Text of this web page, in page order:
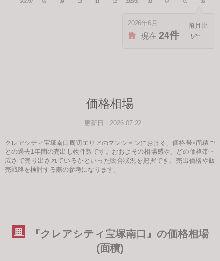
2026年6月
現在24件 -5件
価格相場
更新日：2026.07.22
クレアシティ宝塚南口周辺エリアのマンションにおける、価格帯×面積ご
との過去1年間の売出し物件数です。おおよその相場感や、どの価格帯・
広さで売り出されているかといった競合状況を把握でき、売出価格や販
売戦略を検討する際の参考になります。
『クレアシティ宝塚南口』の価格相場
(面積)